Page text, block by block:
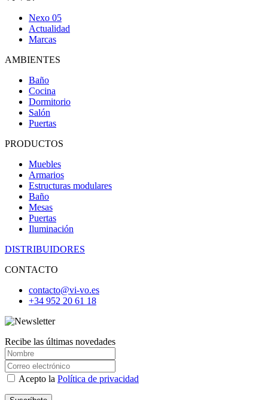
Nexo 05
Actualidad
Marcas
AMBIENTES
Baño
Cocina
Dormitorio
Salón
Puertas
PRODUCTOS
Muebles
Armarios
Estructuras modulares
Baño
Mesas
Puertas
Iluminación
DISTRIBUIDORES
CONTACTO
contacto@vi-vo.es
+34 952 20 61 18
Recibe las últimas novedades
Acepto la Política de privacidad